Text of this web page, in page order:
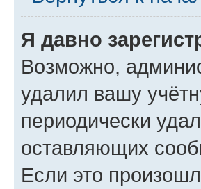
Я давно
Возможно,
удалил вашу
периодически
оставляющих
Если это